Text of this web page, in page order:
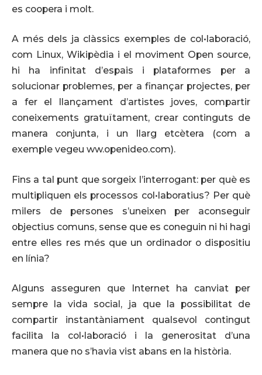
es coopera i molt.
A més dels ja clàssics exemples de col•laboració,
com Linux, Wikipèdia i el moviment Open source,
hi ha infinitat d’espais i plataformes per a
solucionar problemes, per a finançar projectes, per
a fer el llançament d’artistes joves, compartir
coneixements gratuïtament, crear continguts de
manera conjunta, i un llarg etcètera (com a
exemple vegeu ww.openideo.com).
Fins a tal punt que sorgeix l’interrogant: per què es
multipliquen els processos col•laboratius? Per què
milers de persones s’uneixen per aconseguir
objectius comuns, sense que es coneguin ni hi hagi
entre elles res més que un ordinador o dispositiu
en línia?
Alguns asseguren que Internet ha canviat per
sempre la vida social, ja que la possibilitat de
compartir instantàniament qualsevol contingut
facilita la col•laboració i la generositat d’una
manera que no s’havia vist abans en la història.